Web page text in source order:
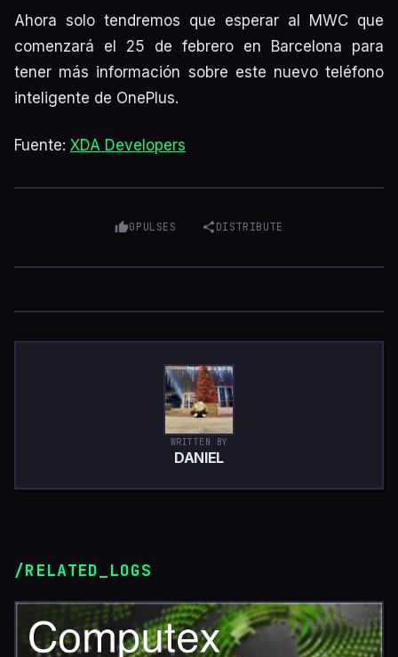
Ahora solo tendremos que esperar al MWC que
comenzará el 25 de febrero en Barcelona para
tener más información sobre este nuevo teléfono
inteligente de OnePlus.
Fuente: XDA Developers
0PULSES DISTRIBUTE
WRITTEN BY
DANIEL
/RELATED_LOGS